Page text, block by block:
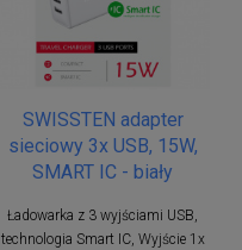
SWISSTEN adapter
sieciowy 3x USB, 15W,
SMART IC - biały
Ładowarka z 3 wyjściami USB,
technologia Smart IC, Wyjście 1x